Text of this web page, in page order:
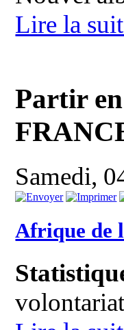
Lire la
Partir
Samedi,
Afrique de
volontariat